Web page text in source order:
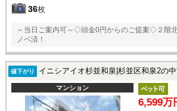
36枚
～当日ご案内可～◇頭金0円からのご提案◇２階
ノベ済！
値下がり イニシアイオ杉並和泉|杉並区和泉2の
マンション
6,599万